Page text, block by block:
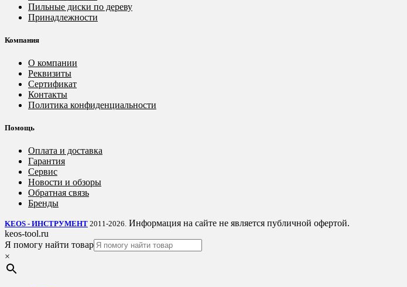
Пильные диски по дереву
Принадлежности
Компания
О компании
Реквизиты
Сертификат
Контакты
Политика конфиденциальности
Помощь
Оплата и доставка
Гарантия
Сервис
Новости и обзоры
Обратная связь
Бренды
KEOS - ИНСТРУМЕНТ 2011-2026. Информация на сайте не является публичной офертой.
keos-tool.ru
Я помогу найти товар
×